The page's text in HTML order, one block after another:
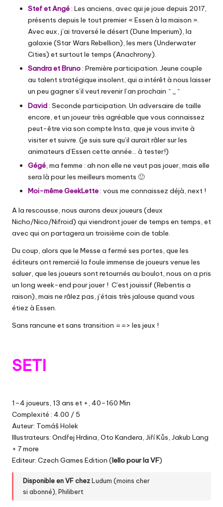
Stef et Angé: Les anciens, avec qui je joue depuis 2017,
présents depuis le tout premier « Essen à la maison ».
Avec eux, j’ai traversé le désert (Dune Imperium), la
galaxie (Star Wars Rebellion), les mers (Underwater
Cities) et surtout le temps (Anachrony).
Sandra et Bruno: Première participation. Jeune couple
au talent stratégique insolent, qui a intérêt à nous laisser
un peu gagner s’il veut revenir l’an prochain ^_^
David: Seconde participation. Un adversaire de taille
encore, et un joueur très agréable que vous connaissez
peut-être via son compte Insta , que je vous invite à
visiter et suivre. (je suis sure qu’il aurait râler sur les
animateurs d’Essen cette année… à tester!)
Gégé, ma femme : ah non elle ne veut pas jouer, mais elle
sera là pour les meilleurs moments 🙂
Moi-même GeekLette: vous me connaissez déjà, next !
A la rescousse, nous aurons deux joueurs (deux
Nicho/Nico/Nifroid) qui viendront jouer de temps en temps, et
avec qui on partagera un troisième coin de table.
Du coup, alors que le Messe a fermé ses portes, que les
éditeurs ont remercié la foule immense de joueurs venue les
saluer, que les joueurs sont retournés au boulot, nous on a pris
un long week-end pour jouer ! C’est jouissif (Rebentis a
raison), mais ne râlez pas, j’étais très jalouse quand vous
étiez à Essen.
Sans rancune et sans transition ==> les jeux !
SETI
1–4 joueurs, 13 ans et +, 40–160 Min
Complexité : 4.00 / 5
Auteur: Tomáš Holek
Illustrateurs: Ondřej Hrdina, Oto Kandera, Jiří Kůs, Jakub Lang
+ 7 more
Editeur: Czech Games Edition (Iello pour la VF)
Disponible en VF chez Ludum(moins cher
siabonné) ,Philibert